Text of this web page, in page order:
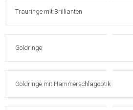
Trauringe mit Brillianten
Goldringe
Goldringe mit Hammerschlagoptik